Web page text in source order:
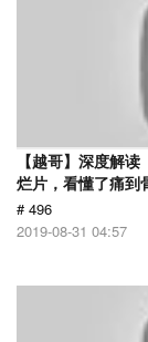
【越哥】深度解
烂片，看懂了痛到
# 496
2019-08-31 04:57